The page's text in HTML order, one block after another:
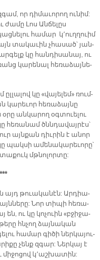
որ դի­մա­ւո­րող ու­նիմ:
Լոս Ան­ճե­լըս
հա­մար կ՚ուղ­ղուիմ
տա­կա­ւին չհա­սած՝ յան­
կը հան­դի­սա­նայ, ու
կա­րե­նալ հե­ռա­ձայ­նե­
կը «վա­յե­լեմ» ռում­
կա­րե­ւոր հե­ռա­ձայ­նը
օ­րը ան­կա­րող օգ­տուե­լու
հե­ռա­նամ ծննդա­վայ­րէս՝
այն­քան դիւ­րին է ա­նոր
պակ­սի ա­մե­նա­կա­րե­ւո­րը՝
մթնո­լոր­տը:
***
այդ թուա­կա­նէն: Ար­դիա­
Նոր տի­պի հե­ռա­
ու կը կո­չուին «բջի­ջա­
հնչող ձայ­նա­կան
հա­մար գի­ծի ներ­կա­յու­
չենք զգար: Ներ­կայ է
մի­ջո­ցով կ՚աշ­խա­տին: